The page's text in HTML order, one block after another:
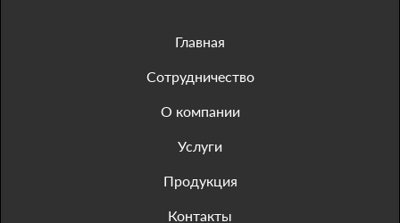
Главная
Сотрудничество
О компании
Услуги
Продукция
Контакты